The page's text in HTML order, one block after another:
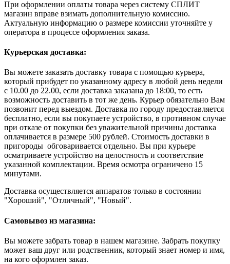
При оформлении оплаты товара через систему СПЛИТ
магазин вправе взимать дополнительную комиссию.
Актуальную информацию о размере комиссии уточняйте у
оператора в процессе оформления заказа.
Курьерская доставка:
Вы можете заказать доставку товара с помощью курьера,
который прибудет по указанному адресу в любой день недели
с 10.00 до 22.00, если доставка заказана до 18:00, то есть
возможность доставить в тот же день. Курьер обязательно Вам
позвонит перед выездом. Доставка по городу предоставляется
бесплатно, если вы покупаете устройство, в противном случае
при отказе от покупки без уважительной причины доставка
оплачивается в размере 500 рублей. Стоимость доставки в
пригороды обговаривается отдельно. Вы при курьере
осматриваете устройство на целостность и соответствие
указанной комплектации. Время осмотра ограничено 15
минутами.
Доставка осуществляется аппаратов только в состоянии
"Хороший", "Отличный", "Новый".
Самовывоз из магазина:
Вы можете забрать товар в нашем магазине. Забрать покупку
может ваш друг или родственник, который знает номер и имя,
на кого оформлен заказ.